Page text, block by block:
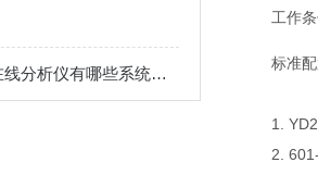
成都COD在线分析仪有哪些系统组成的呢？
工作
标准
1.
2.